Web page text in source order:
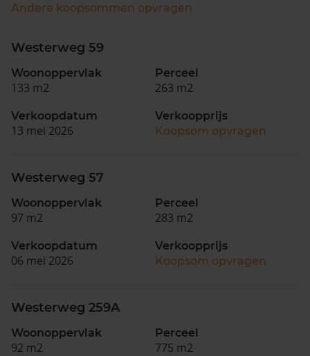
Andere koopsommen opvragen
Westerweg 59
Woonoppervlak
133 m2
Perceel
263 m2
Verkoopdatum
13 mei 2026
Verkoopprijs
Koopsom opvragen
Westerweg 57
Woonoppervlak
97 m2
Perceel
283 m2
Verkoopdatum
06 mei 2026
Verkoopprijs
Koopsom opvragen
Westerweg 259A
Woonoppervlak
92 m2
Perceel
775 m2